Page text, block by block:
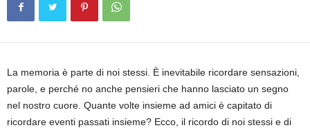
La memoria è parte di noi stessi. È inevitabile ricordare sensazioni,
parole, e perché no anche pensieri che hanno lasciato un segno
nel nostro cuore. Quante volte insieme ad amici è capitato di
ricordare eventi passati insieme? Ecco, il ricordo di noi stessi e di